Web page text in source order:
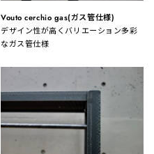
Vouto cerchio gas(ガス管仕様)
デザイン性が高くバリエーション多彩
なガス管仕様